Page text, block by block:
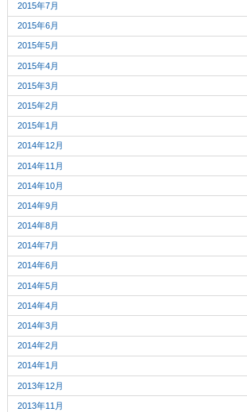
2015年7月
2015年6月
2015年5月
2015年4月
2015年3月
2015年2月
2015年1月
2014年12月
2014年11月
2014年10月
2014年9月
2014年8月
2014年7月
2014年6月
2014年5月
2014年4月
2014年3月
2014年2月
2014年1月
2013年12月
2013年11月